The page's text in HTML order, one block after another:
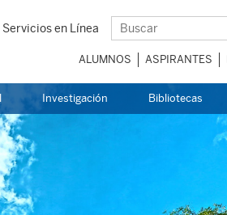
Servicios en Línea
ALUMNOS ASPIRANTES
Investigación Bibliotecas